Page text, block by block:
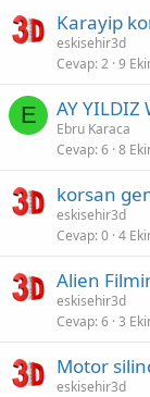
Karayip
eskisehir3d
Cevap 2 9
E AY YILDIZ
Ebru Karaca
Cevap 6 8
korsan
eskisehir3d
Cevap 0 4
Alien
eskisehir3d
Cevap 6 3
Motor
eskisehir3d